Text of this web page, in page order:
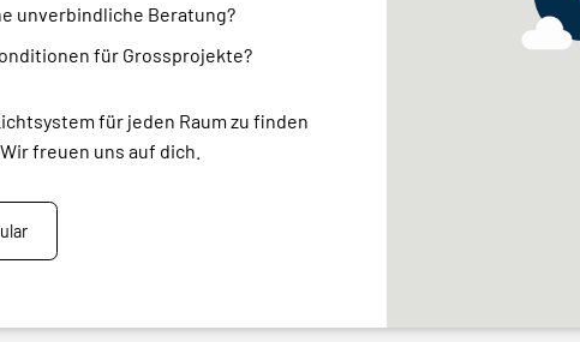
unverbindliche Beratung?
für Grossprojekte?
für jeden Raum zu finden
freuen uns auf dich.